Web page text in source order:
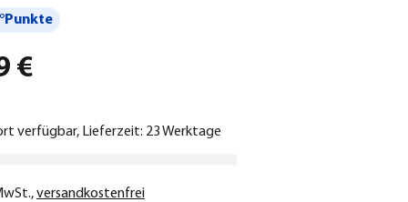
€
verfügbar, Lieferzeit: 23 Werktage
,versandkostenfrei